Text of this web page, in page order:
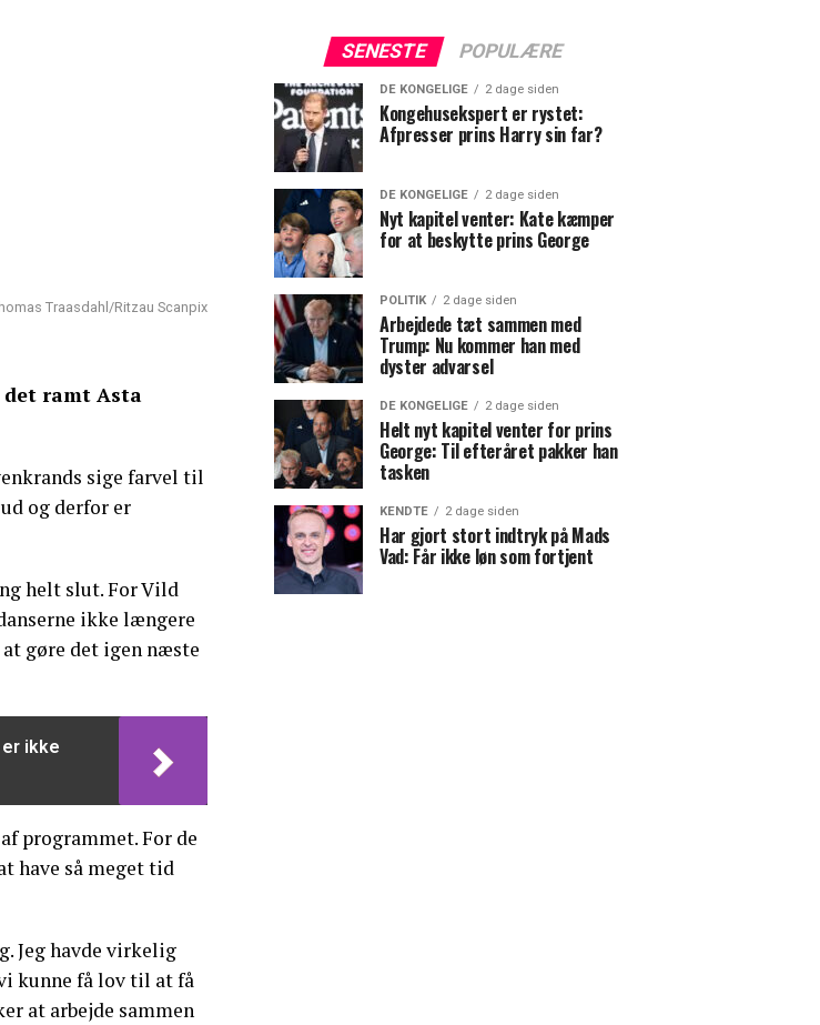
Traasdahl/Ritzau Scanpix
det ramt Asta
sige farvel til
og derfor er
helt slut. For Vild
ikke længere
gøre det igen næste
ikke
programmet. For de
have så meget tid
Jeg havde virkelig
kunne få lov til at få
at arbejde sammen
SENESTE POPULÆRE
DE KONGELIGE 2 dage siden
Kongehusekspert er rystet:
Afpresser prins Harry sin far?
DE KONGELIGE 2 dage siden
Nyt kapitel venter: Kate kæmper
for at beskytte prins George
POLITIK 2 dage siden
Arbejdede tæt sammen med
Trump: Nu kommer han med
dyster advarsel
DE KONGELIGE 2 dage siden
Helt nyt kapitel venter for prins
George: Til efteråret pakker han
tasken
KENDTE 2 dage siden
Har gjort stort indtryk på Mads
Vad: Får ikke løn som fortjent